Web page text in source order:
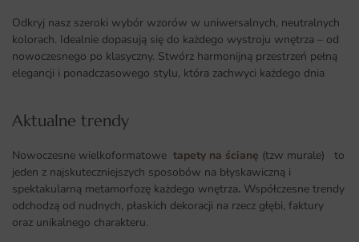
Odkryj nasz szeroki wybór wzorów w uniwersalnych, neutralnych
kolorach. Idealnie dopasują się do każdego wystroju wnętrza – od
nowoczesnego po klasyczny. Stwórz harmonijną przestrzeń pełną
elegancji i ponadczasowego stylu, która zachwyci każdego dnia
Aktualne trendy​
Nowoczesne wielkoformatowe tapety na ścianę (tzw murale) to
jeden z najskuteczniejszych sposobów na błyskawiczną i
spektakularną metamorfozę każdego wnętrza. Współczesne trendy
odchodzą od nudnych, płaskich dekoracji na rzecz głębi, faktury
oraz unikalnego charakteru.